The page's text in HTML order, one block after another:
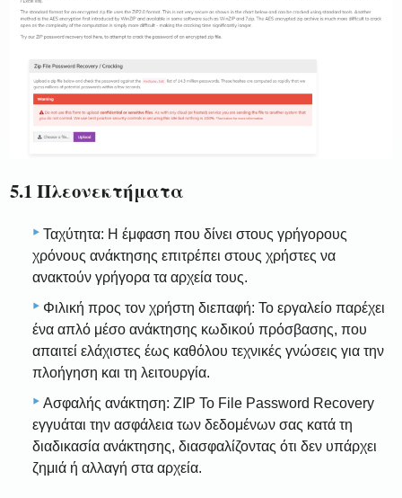
5.1 Πλεονεκτήματα
Ταχύτητα: Η έμφαση που δίνει στους γρήγορους
χρόνους ανάκτησης επιτρέπει στους χρήστες να
ανακτούν γρήγορα τα αρχεία τους.
Φιλική προς τον χρήστη διεπαφή: Το εργαλείο παρέχει
ένα απλό μέσο ανάκτησης κωδικού πρόσβασης, που
απαιτεί ελάχιστες έως καθόλου τεχνικές γνώσεις για την
πλοήγηση και τη λειτουργία.
Ασφαλής ανάκτηση: ZIP Το File Password Recovery
εγγυάται την ασφάλεια των δεδομένων σας κατά τη
διαδικασία ανάκτησης, διασφαλίζοντας ότι δεν υπάρχει
ζημιά ή αλλαγή στα αρχεία.